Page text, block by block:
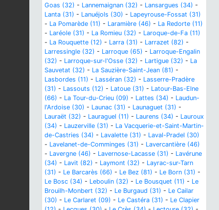
Goas (32) - Lannemaignan (32) - Lansargues (34) -
Lanta (31) - Lanuéjols (30) - Lapeyrouse-Fossat (31)
- La Pomarède (11) - Laramière (46) - La Redorte (11)
- Laréole (31) - La Romieu (32) - Laroque-de-Fa (11)
- La Rouquette (12) - Larra (31) - Larrazet (82) -
Larressingle (32) - Larroque (65) - Larroque-Engalin
(32) - Larroque-sur-l'Osse (32) - Lartigue (32) - La
Sauvetat (32) - La Sauzière-Saint-Jean (81) -
Lasbordes (11) - Lasséran (32) - Lasserre-Pradère
(31) - Lassouts (12) - Latoue (31) - Latour-Bas-Elne
(66) - La Tour-du-Crieu (09) - Lattes (34) - Laudun-
l'Ardoise (30) - Launac (31) - Launaguet (31) -
Lauraët (32) - Lauraguel (11) - Laurens (34) - Lauroux
(34) - Lauzerville (31) - La Vacquerie-et-Saint-Martin-
de-Castries (34) - Lavalette (31) - Laval-Pradel (30)
- Lavelanet-de-Comminges (31) - Lavercantière (46)
- Lavergne (46) - Lavernose-Lacasse (31) - Lavérune
(34) - Lavit (82) - Laymont (32) - Layrac-sur-Tarn
(31) - Le Barcarès (66) - Le Bez (81) - Le Born (31) -
Le Bosc (34) - Leboulin (32) - Le Bousquet (11) - Le
Brouilh-Monbert (32) - Le Burgaud (31) - Le Cailar
(30) - Le Carlaret (09) - Le Castéra (31) - Le Clapier